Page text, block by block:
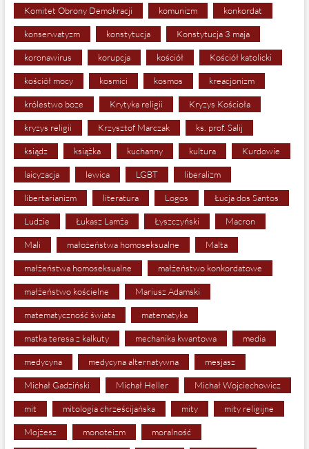
Komitet Obrony Demokracji komunizm konkordat
konserwatyzm konstytucja Konstytucja 3 maja
koronawirus korupcja kościół Kościół katolicki
kościół mocy kosmici kosmos kreacjonizm
królestwo boze Krytyka religii Kryzys Kościoła
kryzys religii Krzysztof Marczak ks. prof. Salij
ksiądz książka kuchanny kultura Kurdowie
laicyzacja lewica LGBT liberalizm
libertarianizm literatura Logos Łucja dos Santos
Ludzie Łukasz Lamża Łyszczyński Macron
Mali małożeństwa homoseksualne Malta
małżeństwa homoseksualne małżeństwo konkordatowe
małżeństwo kościelne Mariusz Adamski
matematyczność świata matematyka
matka teresa z kalkuty mechanika kwantowa media
medycyna medycyna alternatywna mesjasz
Michał Gadziński Michał Heller Michał Wojciechowicz
mit mitologia chrześcijańska mity mity religijne
Mojżesz monoteizm moralność